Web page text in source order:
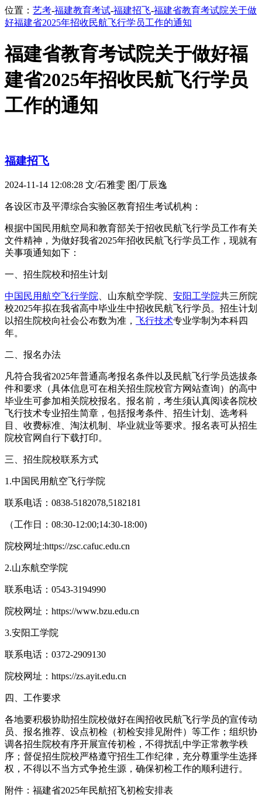
位置： 艺考-福建教育考试-福建招飞-福建省教育考试院关于做
好福建省2025年招收民航飞行学员工作的通知
福建省教育考试院关于做好福
建省2025年招收民航飞行学员
工作的通知
福建招飞
2024-11-14 12:08:28 文/石雅雯 图/丁辰逸
各设区市及平潭综合实验区教育招生考试机构：
根据中国民用航空局和教育部关于招收民航飞行学员工作有关
文件精神，为做好我省2025年招收民航飞行学员工作，现就有
关事项通知如下：
一、招生院校和招生计划
中国民用航空飞行学院 、山东航空学院、 安阳工学院共三所院
校2025年拟在我省高中毕业生中招收民航飞行学员。招生计划
以招生院校向社会公布数为准， 飞行技术专业学制为本科四
年。
二、报名办法
凡符合我省2025年普通高考报名条件以及民航飞行学员选拔条
件和要求（具体信息可在相关招生院校官方网站查询）的高中
毕业生可参加相关院校报名。报名前，考生须认真阅读各院校
飞行技术专业招生简章，包括报考条件、招生计划、选考科
目、收费标准、淘汰机制、毕业就业等要求。报名表可从招生
院校官网自行下载打印。
三、招生院校联系方式
1.中国民用航空飞行学院
联系电话：0838-5182078,5182181
（工作日：08:30-12:00;14:30-18:00)
院校网址:https://zsc.cafuc.edu.cn
2.山东航空学院
联系电话：0543-3194990
院校网址：https://www.bzu.edu.cn
3.安阳工学院
联系电话：0372-2909130
院校网址：https://zs.ayit.edu.cn
四、工作要求
各地要积极协助招生院校做好在闽招收民航飞行学员的宣传动
员、报名推荐、设点初检（初检安排见附件）等工作；组织协
调各招生院校有序开展宣传初检，不得扰乱中学正常教学秩
序；督促招生院校严格遵守招生工作纪律，充分尊重学生选择
权，不得以不当方式争抢生源，确保初检工作的顺利进行。
附件：福建省2025年民航招飞初检安排表